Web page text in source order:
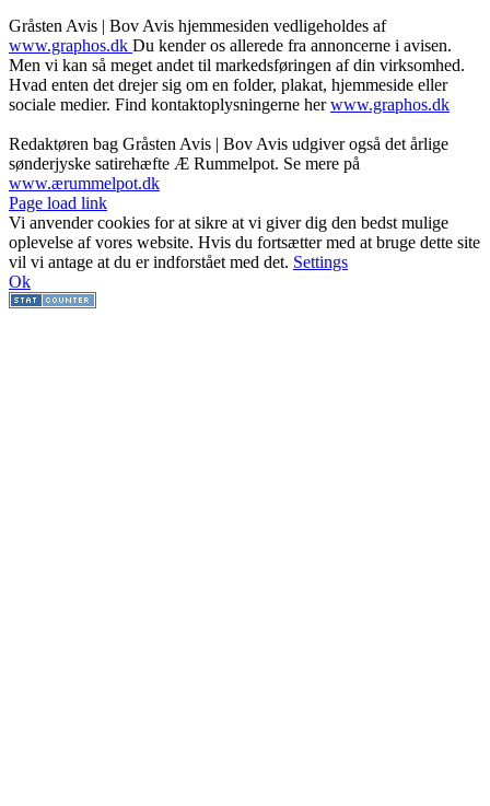
Gråsten Avis | Bov Avis hjemmesiden vedligeholdes af
www.graphos.dk Du kender os allerede fra annoncerne i avisen.
Men vi kan så meget andet til markedsføringen af din virksomhed.
Hvad enten det drejer sig om en folder, plakat, hjemmeside eller
sociale medier. Find kontaktoplysningerne herwww.graphos.dk
Redaktøren bag Gråsten Avis | Bov Avis udgiver også det årlige
sønderjyske satirehæfte Æ Rummelpot. Se mere på
www.ærummelpot.dk
Facebook
Facebook
Facebook
Facebook
Instagram
Instagram
Instagram
LinkedIn
Page load link
Vi anvender cookies for at sikre at vi giver dig den bedst mulige
oplevelse af vores website. Hvis du fortsætter med at bruge dette site
vil vi antage at du er indforstået med det. Settings
Ok
Go